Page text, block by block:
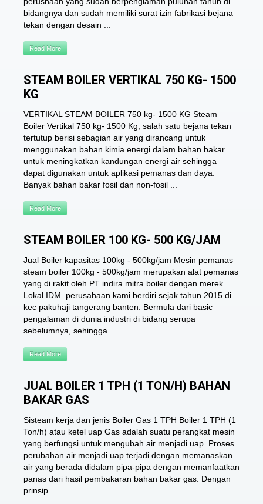
bidangnya dan sudah memiliki surat izin fabrikasi bejana
tekan dengan desain ...
Read More
STEAM BOILER VERTIKAL 750 KG- 1500
KG
VERTIKAL STEAM BOILER 750 kg- 1500 KG Steam
Boiler Vertikal 750 kg- 1500 Kg, salah satu bejana tekan
tertutup berisi sebagian air yang dirancang untuk
menggunakan bahan kimia energi dalam bahan bakar
untuk meningkatkan kandungan energi air sehingga
dapat digunakan untuk aplikasi pemanas dan daya.
Banyak bahan bakar fosil dan non-fosil ...
Read More
STEAM BOILER 100 KG- 500 KG/JAM
Jual Boiler kapasitas 100kg - 500kg/jam Mesin pemanas
steam boiler 100kg - 500kg/jam merupakan alat pemanas
yang di rakit oleh PT indira mitra boiler dengan merek
Lokal IDM. perusahaan kami berdiri sejak tahun 2015 di
kec pakuhaji tangerang banten. Bermula dari basic
pengalaman di dunia industri di bidang serupa
sebelumnya, sehingga ...
Read More
JUAL BOILER 1 TPH (1 TON/H) BAHAN
BAKAR GAS
Sisteam kerja dan jenis Boiler Gas 1 TPH Boiler 1 TPH (1
Ton/h) atau ketel uap Gas adalah suatu perangkat mesin
yang berfungsi untuk mengubah air menjadi uap. Proses
perubahan air menjadi uap terjadi dengan memanaskan
air yang berada didalam pipa-pipa dengan memanfaatkan
panas dari hasil pembakaran bahan bakar gas. Dengan
prinsip ...